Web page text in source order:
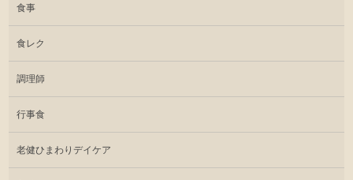
食事
食レク
調理師
行事食
老健ひまわりデイケア